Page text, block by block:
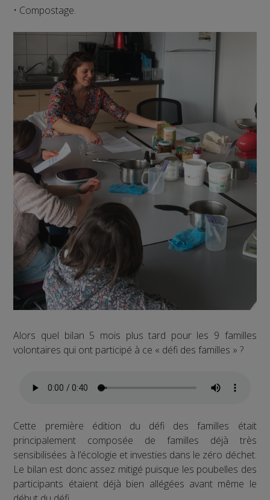
• Compostage.
Alors quel bilan 5 mois plus tard pour les 9 familles
volontaires qui ont participé à ce « défi des familles » ?
Cette première édition du défi des familles était
principalement composée de familles déjà très
sensibilisées à l’écologie et investies dans le zéro déchet.
Le bilan est donc assez mitigé puisque les poubelles des
participants étaient déjà bien allégées avant même le